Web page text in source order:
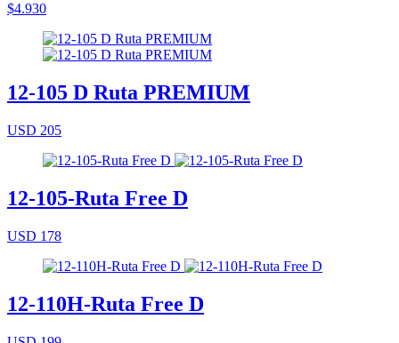
$4.930
12-105 D Ruta PREMIUM
USD 205
12-105-Ruta Free D
USD 178
12-110H-Ruta Free D